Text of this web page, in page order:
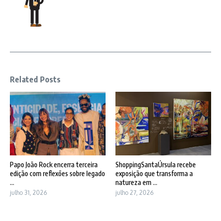
Related Posts
Papo João Rock encerra terceira
edição com reflexões sobre legado
...
julho 31, 2026
ShoppingSantaÚrsula recebe
exposição que transforma a
natureza em ...
julho 27, 2026